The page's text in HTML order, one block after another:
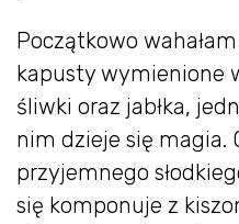
Początkowo
kapusty wymienione
śliwki oraz jabłka,
nim dzieje się magia.
przyjemnego
się komponuje z